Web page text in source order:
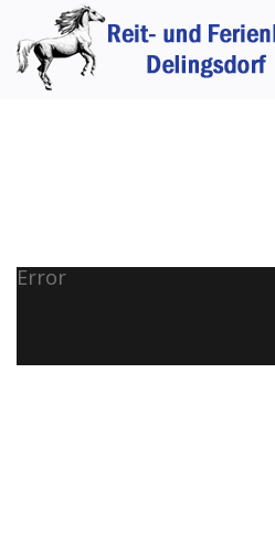
Error